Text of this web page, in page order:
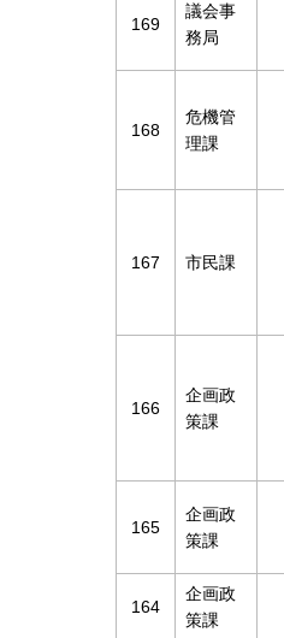
169
議会事
務局
168
危機管
理課
167 市民課
166
企画政
策課
165
企画政
策課
164
企画政
策課